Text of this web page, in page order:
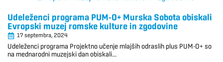
Udeleženci programa PUM-O+ Murska Sobota obiskali
Evropski muzej romske kulture in zgodovine
17 septembra, 2024
Udeleženci programa Projektno učenje mlajših odraslih plus PUM-O+ so
na mednarodni muzejski dan obiskali...